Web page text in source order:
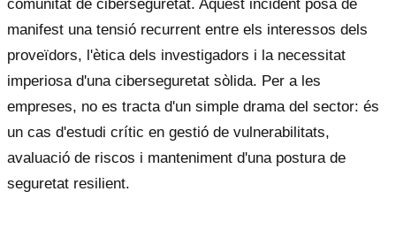
comunitat de ciberseguretat. Aquest incident posa de
manifest una tensió recurrent entre els interessos dels
proveïdors, l'ètica dels investigadors i la necessitat
imperiosa d'una ciberseguretat sòlida. Per a les
empreses, no es tracta d'un simple drama del sector: és
un cas d'estudi crític en gestió de vulnerabilitats,
avaluació de riscos i manteniment d'una postura de
seguretat resilient.